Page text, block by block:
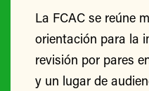
La FCAC se reúne
orientación para la
revisión por pares
y un lugar de